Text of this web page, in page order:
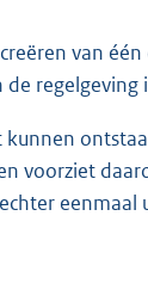
van
de
voorziet